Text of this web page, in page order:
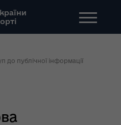
до публічної інформації